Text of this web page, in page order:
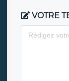
VOTRE